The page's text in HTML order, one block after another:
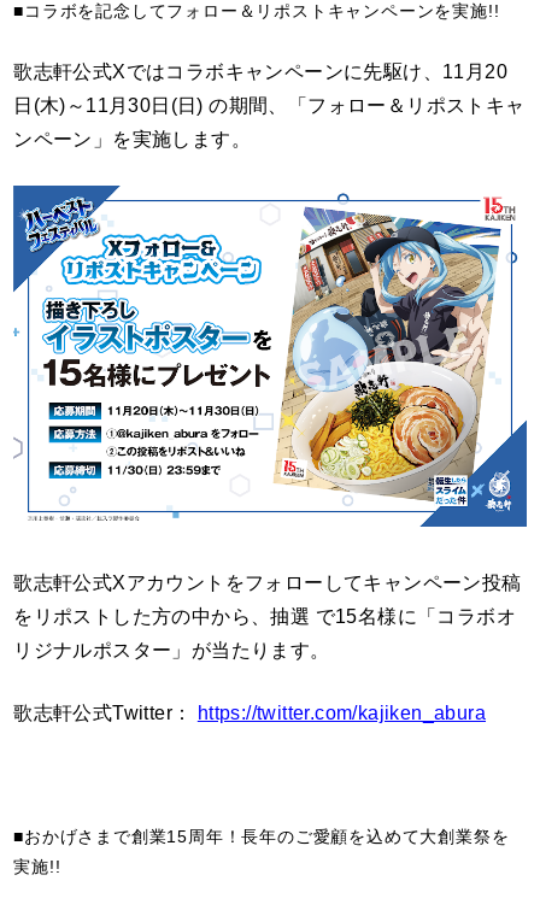
■コラボを記念してフォロー＆リポストキャンペーンを実施!!
歌志軒公式Xではコラボキャンペーンに先駆け、11月20
日(木)～11月30日(日) の期間、「フォロー＆リポストキャ
ンペーン」を実施します。
歌志軒公式Xアカウントをフォローしてキャンペーン投稿
をリポストした方の中から、抽選 で15名様に「コラボオ
リジナルポスター」が当たります。
歌志軒公式Twitter： https://twitter.com/kajiken_abura
■おかげさまで創業15周年！長年のご愛顧を込めて大創業祭を
実施!!